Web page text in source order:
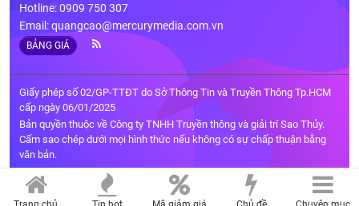
Hotline: 0909 750 307
Email:quangcao@mercurymedia.com.vn
BẢNG GIÁ
Giấy phép số 02/GP-TTĐT do Sở Thông Tin và Truyền Thông Tp.HCM
cấp ngày 06/01/2025
Bản quyền thuộc về Công ty TNHH Truyền thông và giải trí Sao Thủy.
Cấm sao chép dưới mọi hình thức nếu không có sự chấp thuận bằng
văn bản.